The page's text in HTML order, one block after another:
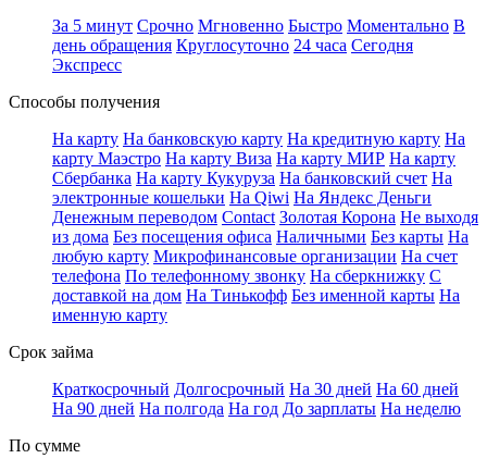
За 5 минут Срочно Мгновенно Быстро Моментально В
день обращения Круглосуточно 24 часа Сегодня
Экспресс
Способы получения
На карту На банковскую карту На кредитную карту На
карту Маэстро На карту Виза На карту МИР На карту
Сбербанка На карту Кукуруза На банковский счет На
электронные кошельки На Qiwi На Яндекс Деньги
Денежным переводом Contact Золотая Корона Не выходя
из дома Без посещения офиса Наличными Без карты На
любую карту Микрофинансовые организации На счет
телефона По телефонному звонку На сберкнижку С
доставкой на дом На Тинькофф Без именной карты На
именную карту
Срок займа
Краткосрочный Долгосрочный На 30 дней На 60 дней
На 90 дней На полгода На год До зарплаты На неделю
По сумме